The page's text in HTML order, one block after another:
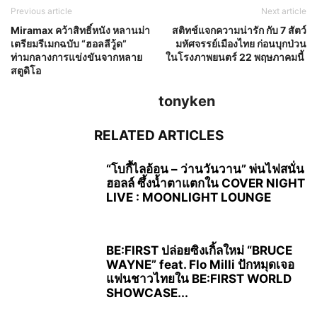
Previous article
Miramax คว้าสิทธิ์หนัง หลานม่า
เตรียมรีเมกฉบับ “ฮอลลีวู้ด”
ท่ามกลางการแข่งขันจากหลาย
สตูดิโอ
Next article
สติทช์แจกความน่ารัก กับ 7 สัตว์
มหัศจรรย์เมืองไทย ก่อนบุกป่วน
ในโรงภาพยนตร์ 22 พฤษภาคมนี้
tonyken
RELATED ARTICLES
“โบกี้ไลอ้อน – ว่านวันวาน” พ่นไฟสนั่น
ฮอลล์ ซึ้งน้ำตาแตกใน COVER NIGHT
LIVE : MOONLIGHT LOUNGE
BE:FIRST ปล่อยซิงเกิ้ลใหม่ “BRUCE
WAYNE” feat. Flo Milli ปักหมุดเจอ
แฟนชาวไทยใน BE:FIRST WORLD
SHOWCASE...